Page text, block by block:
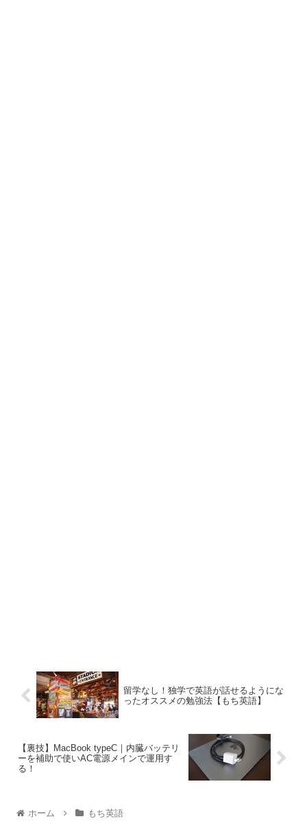
留学なし！独学で英語が話せるようにな
ったオススメの勉強法【もち英語】
【裏技】MacBook typeC｜内臓バッテリ
ーを補助で使いAC電源メインで運用す
る！
ホーム もち英語